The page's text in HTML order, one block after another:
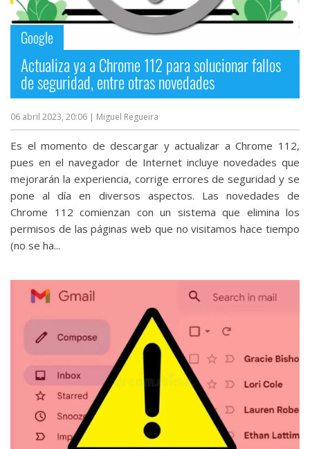
Operadores
Trucos
y
Tutoriales
Ciberseguridad
Sistemas
operativos
Más
temas
Sorteos
Foros
Google
Actualiza ya a Chrome 112 para solucionar fallos
de seguridad, entre otras novedades
06 abril 2023, 20:06 | Miguel Regueira
Es el momento de descargar y actualizar a Chrome 112,
pues en el navegador de Internet incluye novedades que
mejorarán la experiencia, corrige errores de seguridad y se
pone al día en diversos aspectos. Las novedades de
Chrome 112 comienzan con un sistema que elimina los
permisos de las páginas web que no visitamos hace tiempo
(no se ha...